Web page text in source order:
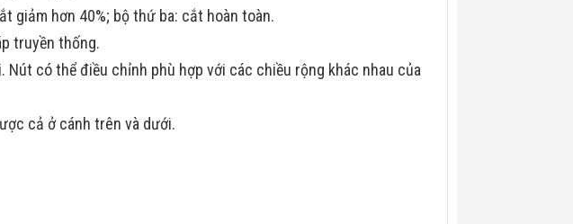
giảm hơn 40%; bộ thứ ba: cắt hoàn toàn.
truyền thống.
có thể điều chỉnh phù hợp với các chiều rộng khác nhau của
cả ở cánh trên và dưới.